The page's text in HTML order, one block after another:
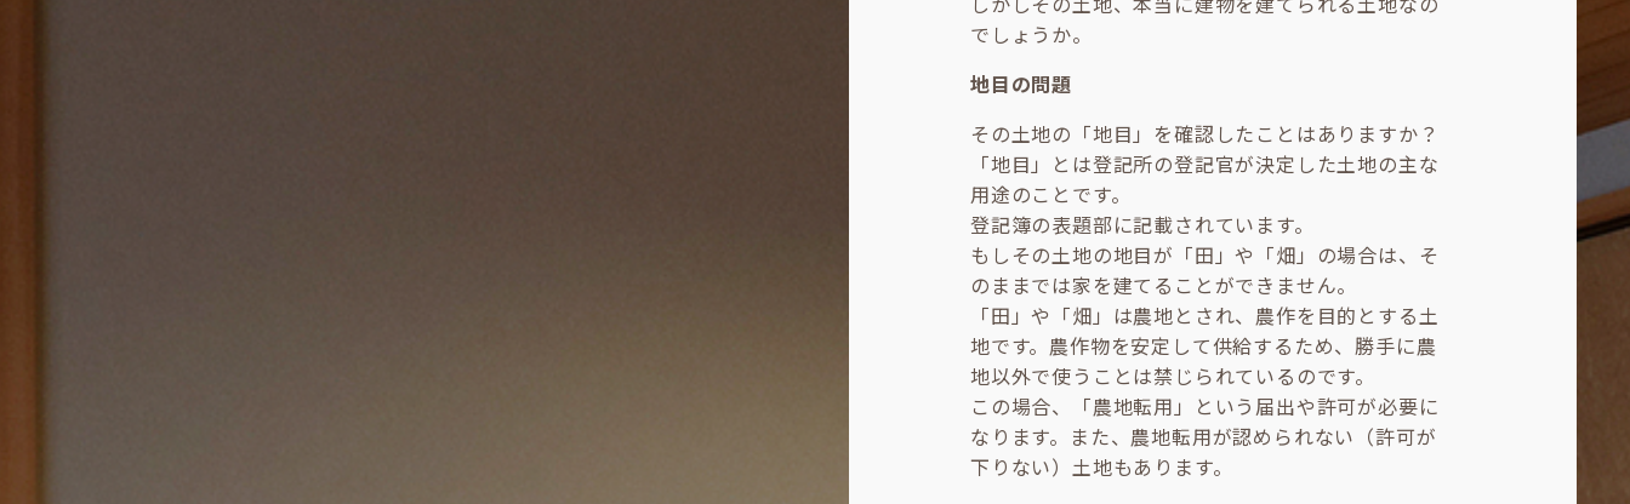
でしょうか。
地目の問題
その土地の「地目」を確認したことはありますか？
「地目」とは登記所の登記官が決定した土地の主な
用途のことです。
登記簿の表題部に記載されています。
もしその土地の地目が「田」や「畑」の場合は、そ
のままでは家を建てることができません。
「田」や「畑」は農地とされ、農作を目的とする土
地です。農作物を安定して供給するため、勝手に農
地以外で使うことは禁じられているのです。
この場合、「農地転用」という届出や許可が必要に
なります。また、農地転用が認められない（許可が
下りない）土地もあります。